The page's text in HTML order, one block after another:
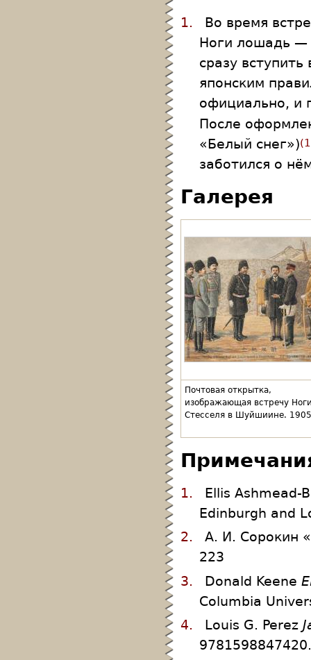
1.
Во время
Ноги лошадь —
сразу
японским
официально, и
После
«Белый снег»)
заботился о
Галерея
Почтовая открытка,
изображающая встречу
Стесселя в Шуйшиине.
1.
Ellis Ashmead-
Edinburgh and
2.
А. И. Сорокин «
223
3.
Donald Keene
Columbia
4.
Louis G. Perez